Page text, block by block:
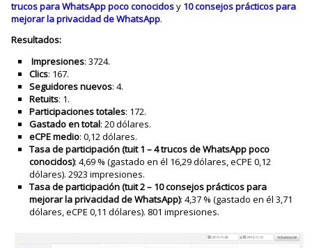
trucos para WhatsApp poco conocidosy 10 consejos prácticos para
mejorar la privacidad de WhatsApp.
Resultados:
Impresiones: 3724.
Clics: 167.
Seguidores nuevos: 4.
Retuits: 1.
Participaciones totales: 172.
Gastado en total: 20 dólares.
eCPE medio: 0,12 dólares.
Tasa de participación (tuit 1 – 4 trucos de WhatsApp poco
conocidos): 4,69 % (gastado en él 16,29 dólares, eCPE 0,12
dólares). 2923 impresiones.
Tasa de participación (tuit 2 – 10 consejos prácticos para
mejorar la privacidad de WhatsApp): 4,37 % (gastado en él 3,71
dólares, eCPE 0,11 dólares). 801 impresiones.